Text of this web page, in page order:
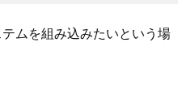
ムを組み込みたいという場